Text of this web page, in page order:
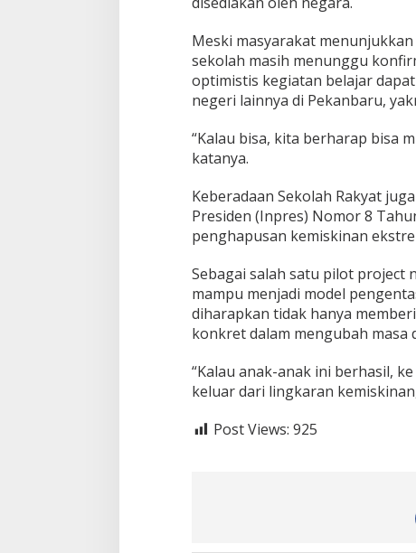
d
A
n
k
a
t
n
P
e
r
a
m
a
Meski masyarakat
sekolah masih menunggu
optimistis kegiatan belajar
negeri lainnya di Pekanbaru,
“Kalau bisa, kita berharap bisa
katanya.
Keberadaan Sekolah Rakyat
Presiden (Inpres) Nomor 8
penghapusan kemiskinan
Sebagai salah satu pilot project
mampu menjadi model
diharapkan tidak hanya
konkret dalam mengubah masa
“Kalau anak-anak ini berhasil,
keluar dari lingkaran
Post Views: 925